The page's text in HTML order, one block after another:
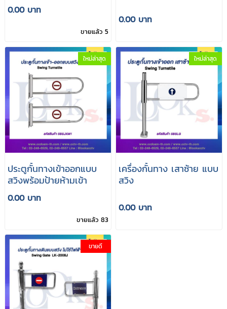
0.00 บาท
ขายแล้ว 5
0.00 บาท
ใหม่ล่าสุด
ประตูกั้นทางเข้าออกแบบ
สวิงพร้อมป้ายห้ามเข้า
0.00 บาท
ขายแล้ว 83
ใหม่ล่าสุด
เครื่องกั้นทาง เสาซ้าย แบบ
สวิง
0.00 บาท
ขายดี